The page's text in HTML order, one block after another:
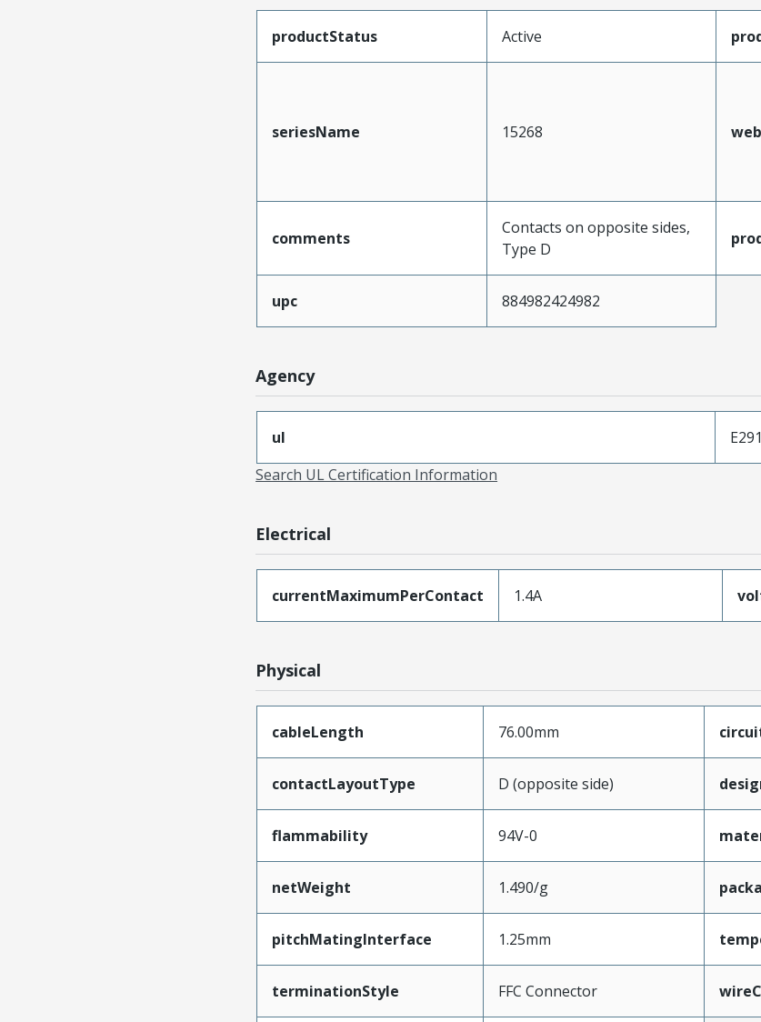
productStatus Active
seriesName 15268
comments
Contacts on opposite sides,
Type D
upc 884982424982
Agency
ul
Search UL Certification Information
Electrical
currentMaximumPerContact 1.4A
Physical
cableLength 76.00mm
contactLayoutType D (opposite side)
flammability 94V-0
netWeight 1.490/g
pitchMatingInterface 1.25mm
terminationStyle FFC Connector